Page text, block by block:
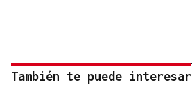
También te puede interesar